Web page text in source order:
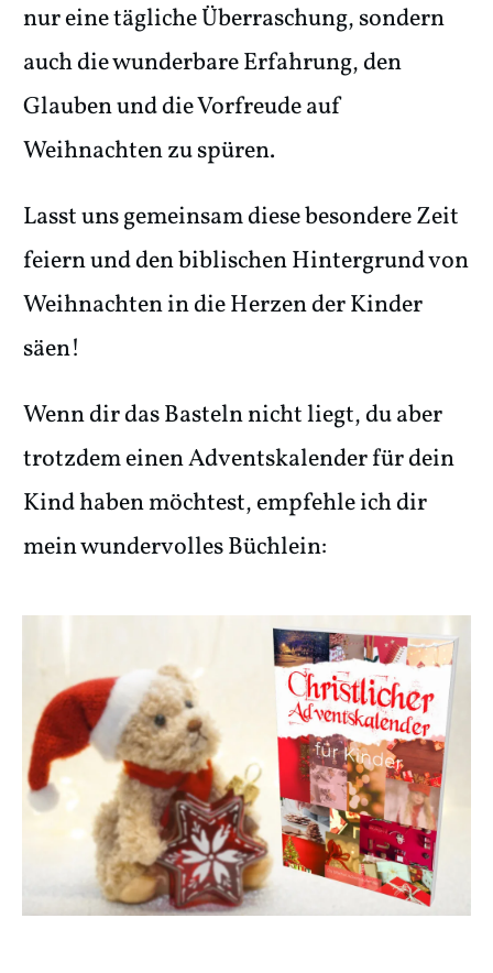
nur eine tägliche Überraschung, sondern
auch die wunderbare Erfahrung, den
Glauben und die Vorfreude auf
Weihnachten zu spüren.
Lasst uns gemeinsam diese besondere Zeit
feiern und den biblischen Hintergrund von
Weihnachten in die Herzen der Kinder
säen!
Wenn dir das Basteln nicht liegt, du aber
trotzdem einen Adventskalender für dein
Kind haben möchtest, empfehle ich dir
mein wundervolles Büchlein: